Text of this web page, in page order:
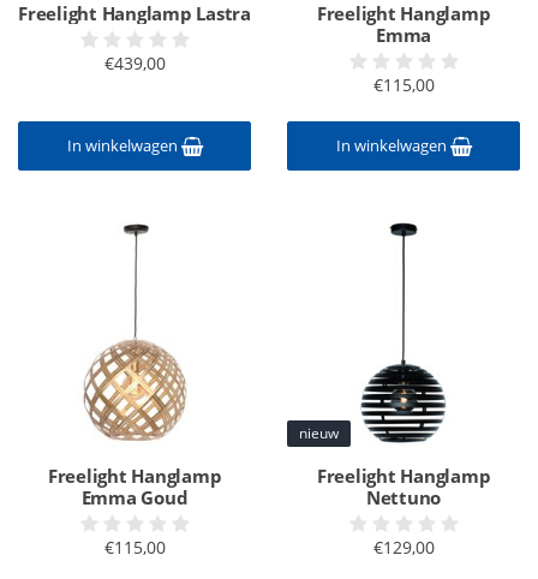
Freelight Hanglamp Lastra
€439,00
In winkelwagen
Freelight Hanglamp
Emma
€115,00
In winkelwagen
Freelight Hanglamp
Emma Goud
€115,00
nieuw
Freelight Hanglamp
Nettuno
€129,00